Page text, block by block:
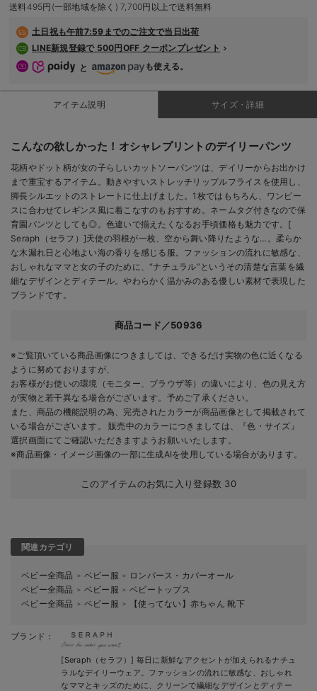
デロンギ
入院準備の持ち物チェック
送料495円(一部地域を除く) 7,700円以上で送料無料
土日祝も午前7:59までのご注文で当日出荷
LINE新規登録で 500円OFF クーポンプレゼント
と
も使える。
アイテム説明 サイズ・詳細
こんなの欲しかった！オシャレプリントのデイリーパンツ
花柄やドット柄が女の子らしいカットソーパンツは、デイリーからお出かけ
まで重宝するアイテム。動きやすいストレッチリップルフライスを使用し、
脚長シルエットのストレートに仕上げました。1枚ではもちろん、ワンピー
スに合わせてレギンス風に着こなすのもおすすめ。ネームタグ付きなので保
育園パンツとしても◎。色違いで揃えたくなるお手頃価格も魅力です。[
Seraph（セラフ）]天使の羽根が一枚、空から舞い降りたような…。柔らか
な木漏れ日と心地よい海の香りを感じる服。ファッションの流れに敏感な、
おしゃれなママと女の子のために、“ナチュラル”というその清楚な言葉を繊
細なデザインとディテール。やわらかく温かみのある優しい素材で表現した
ブランドです。
商品コード／50936
※ご覧頂いている商品画像につきましては、できるだけ実物の色に近くなる
ように努めておりますが、
お客様がお使いの環境（モニター、ブラウザ等）の違いにより、色の見え方
が実物と若干異なる場合がございます。予めご了承ください。
また、商品の機能説明の為、完売されたカラーが商品画像として掲載されて
いる場合がございます。 販売中のカラーにつきましては、『色・サイズ』
選択画面にてご確認いただきますようお願いいたします。
※商品画像・イメージ画像の一部に生成AIを使用している場合があります。
このアイテムのお気に入り登録数 30
関連カテゴリ
ベビー全商品 ＞ ベビー服 ＞
ロンパース・カバーオール
ベビー全商品
＞ ベビー服 ＞ ベビートップス
ベビー全商品
＞ ベビー服 ＞ 【使ってない】赤ちゃん 靴下
ブランド：
[Seraph（セラフ）] 毎日に新鮮なアクセントが加えられるナチュ
ラルなデイリーウェア。ファッションの流れに敏感な、おしゃれ
なママとキッズのために、クリーンで繊細なデザインとディテー